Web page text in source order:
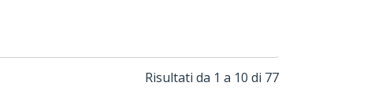
Risultati da 1 a 10 di 77